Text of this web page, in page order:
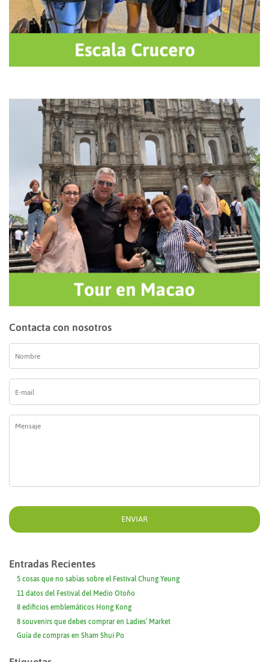
Contacta con nosotros
mail
*
Mensaje
Entradas Recientes
5 cosas que no sabías sobre el Festival Chung Yeung
11 datos del Festival del Medio Otoño
8 edificios emblemáticos Hong Kong
8 souvenirs que debes comprar en Ladies’ Market
Guía de compras en Sham Shui Po